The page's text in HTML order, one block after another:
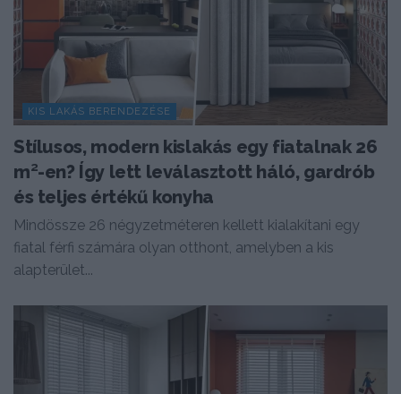
KIS LAKÁS BERENDEZÉSE
Stílusos, modern kislakás egy fiatalnak 26
m²-en? Így lett leválasztott háló, gardrób
és teljes értékű konyha
Mindössze 26 négyzetméteren kellett kialakítani egy
fiatal férfi számára olyan otthont, amelyben a kis
alapterület...